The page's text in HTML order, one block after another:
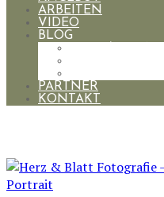
ARBEITEN
VIDEO
BLOG
PARTNER
KONTAKT